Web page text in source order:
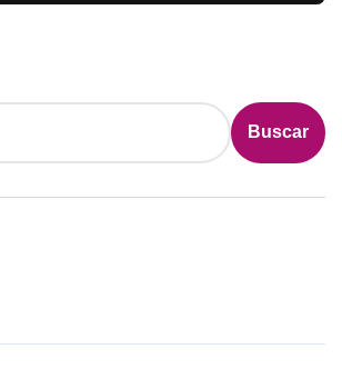
Buscar